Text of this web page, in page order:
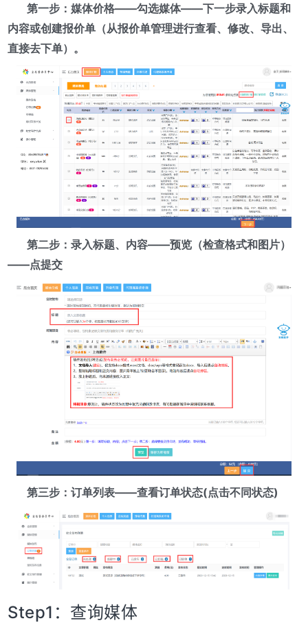
第一步：媒体价格——勾选媒体——下一步录入标题和
内容或创建报价单（从报价单管理进行查看、修改、导出、
直接去下单）。
第二步：录入标题、内容——预览（检查格式和图片）
——点提交
第三步：订单列表——查看订单状态(点击不同状态)
Step1：查询媒体